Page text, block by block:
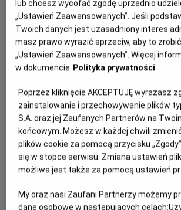
trwania
REŻYSERIA
Geeta Vasant Patel, Loni
Peristere
OBSADA
James Norton, Gayle Rankin, Matt Smith,
D’Arcy, Steve Toussaint, Fabien Frankel,
Glynn-Carney, Sonoya Mizuno, Rhys Ifans,
Bethany Antonia, Phoebe Campbell, Phia
Hall, Matthew Needham, Tom Bennett,
Egyiawan, Freddie Fox, Clinton Liberty,
Cullen, Tommy Flanagan, Dan Fogler, Joplin
WIĘCEJ SZCZEGÓŁÓW
OPIS WYDARZENIA
Sieć kin Helios oraz HBO Max
pierwszego odcinka trzeciego sezonu
Podczas pokazów widzowie zobaczą
odcinek drugiego sezonu i przeniosą się
Westeros - pełnego intryg, smoków i
Serial opowiada o historii rodu
dziejących się 200 lat przed czasami, w
Serial powstał na podstawie książki
lub chcesz wycofać zgodę uprzednio
„Ustawień Zaawansowanych”. Jeśli
Twoich danych jest uzasadniony interes
masz prawo wyrazić sprzeciw, aby to
„Ustawień Zaawansowanych”. Więcej
w dokumencie Polityka prywatności
Poprzez kliknięcie AKCEPTUJĘ wyrażasz
zainstalowanie i przechowywanie plików
S.A. oraz jej Zaufanych Partnerów na
końcowym. Możesz w każdej chwili
plików cookie za pomocą przycisku
się w stopce serwisu. Zmiana ustawień
możliwa jest także za pomocą ustawień
My oraz nasi Zaufani Partnerzy możemy
dane osobowe w następujących celach: